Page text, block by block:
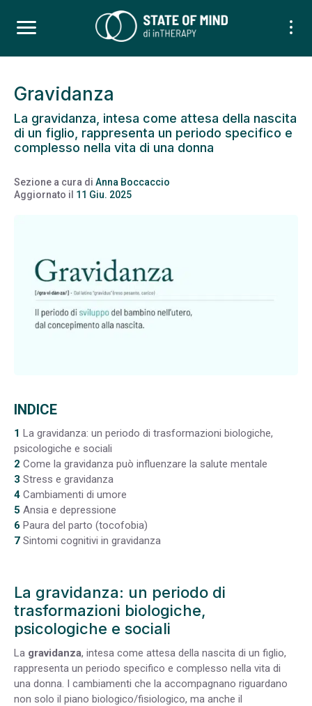
Gravidanza
La gravidanza, intesa come attesa della nascita
di un figlio, rappresenta un periodo specifico e
complesso nella vita di una donna
Sezione a cura di Anna Boccaccio
Aggiornato il 11 Giu. 2025
INDICE
1 La gravidanza: un periodo di trasformazioni biologiche,
psicologiche e sociali
2 Come la gravidanza può influenzare la salute mentale
3 Stress e gravidanza
4 Cambiamenti di umore
5 Ansia e depressione
6 Paura del parto (tocofobia)
7 Sintomi cognitivi in gravidanza
La gravidanza: un periodo di
trasformazioni biologiche,
psicologiche e sociali
La gravidanza, intesa come attesa della nascita di un figlio,
rappresenta un periodo specifico e complesso nella vita di
una donna. I cambiamenti che la accompagnano riguardano
non solo il piano biologico/fisiologico, ma anche il